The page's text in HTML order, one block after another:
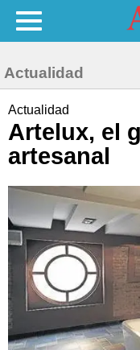
Actualidad
Actualidad
Artelux, el
artesanal